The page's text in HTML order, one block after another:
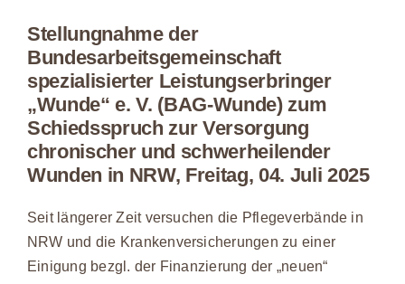
Stellungnahme der
Bundesarbeitsgemeinschaft
spezialisierter Leistungserbringer
„Wunde“ e. V. (BAG-Wunde) zum
Schiedsspruch zur Versorgung
chronischer und schwerheilender
Wunden in NRW, Freitag, 04. Juli 2025
Seit längerer Zeit versuchen die Pflegeverbände in
NRW und die Krankenversicherungen zu einer
Einigung bezgl. der Finanzierung der „neuen“